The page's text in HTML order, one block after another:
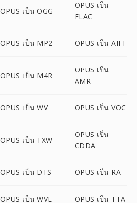
OPUS เป็น OGG
OPUS เป็น
FLAC
OPUS เป็น MP2 OPUS เป็น AIFF
OPUS เป็น M4R
OPUS เป็น
AMR
OPUS เป็น WV OPUS เป็น VOC
OPUS เป็น TXW
OPUS เป็น
CDDA
OPUS เป็น DTS OPUS เป็น RA
OPUS เป็น WVE OPUS เป็น TTA